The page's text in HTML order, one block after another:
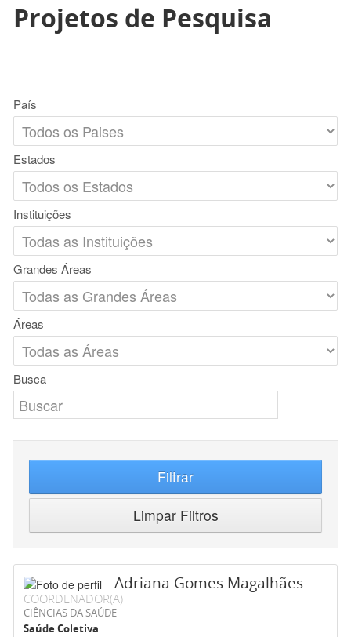
Projetos de Pesquisa
País
Estados
Instituições
Grandes Áreas
Áreas
Busca
Filtrar
Limpar Filtros
Adriana Gomes Magalhães
COORDENADOR(A)
CIÊNCIAS DA SAÚDE
Saúde Coletiva